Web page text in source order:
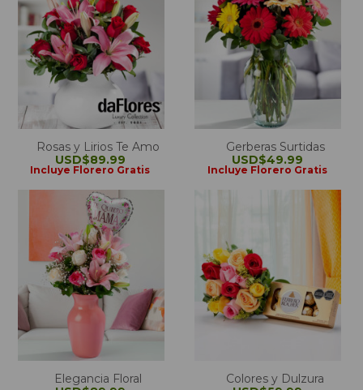
Rosas y Lirios Te Amo
USD$89.99
Incluye Florero Gratis
Gerberas Surtidas
USD$49.99
Incluye Florero Gratis
Elegancia Floral
Colores y Dulzura